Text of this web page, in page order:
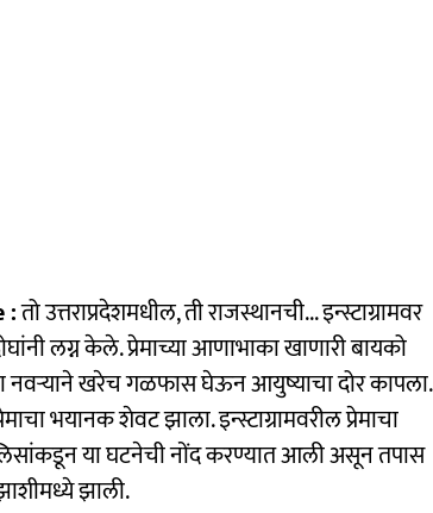
:तो उत्तराप्रदेशमधील, ती राजस्थानची... इन्स्टाग्रामवर
लग्न केले. प्रेमाच्या आणाभाका खाणारी बायको
नवऱ्याने खरेच गळफास घेऊन आयुष्याचा दोर कापला.
भयानक शेवट झाला. इन्स्टाग्रामवरील प्रेमाचा
या घटनेची नोंद करण्यात आली असून तपास
झाली.